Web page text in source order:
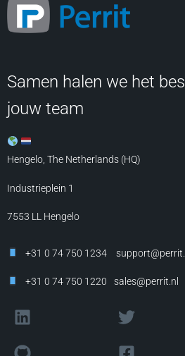
Samen halen we het
jouw team
Hengelo, The Netherlands (HQ)
Industrieplein 1
7553 LL Hengelo
+31 0 74 750 1234
+31 0 74 750 1220 sales@perrit.nl